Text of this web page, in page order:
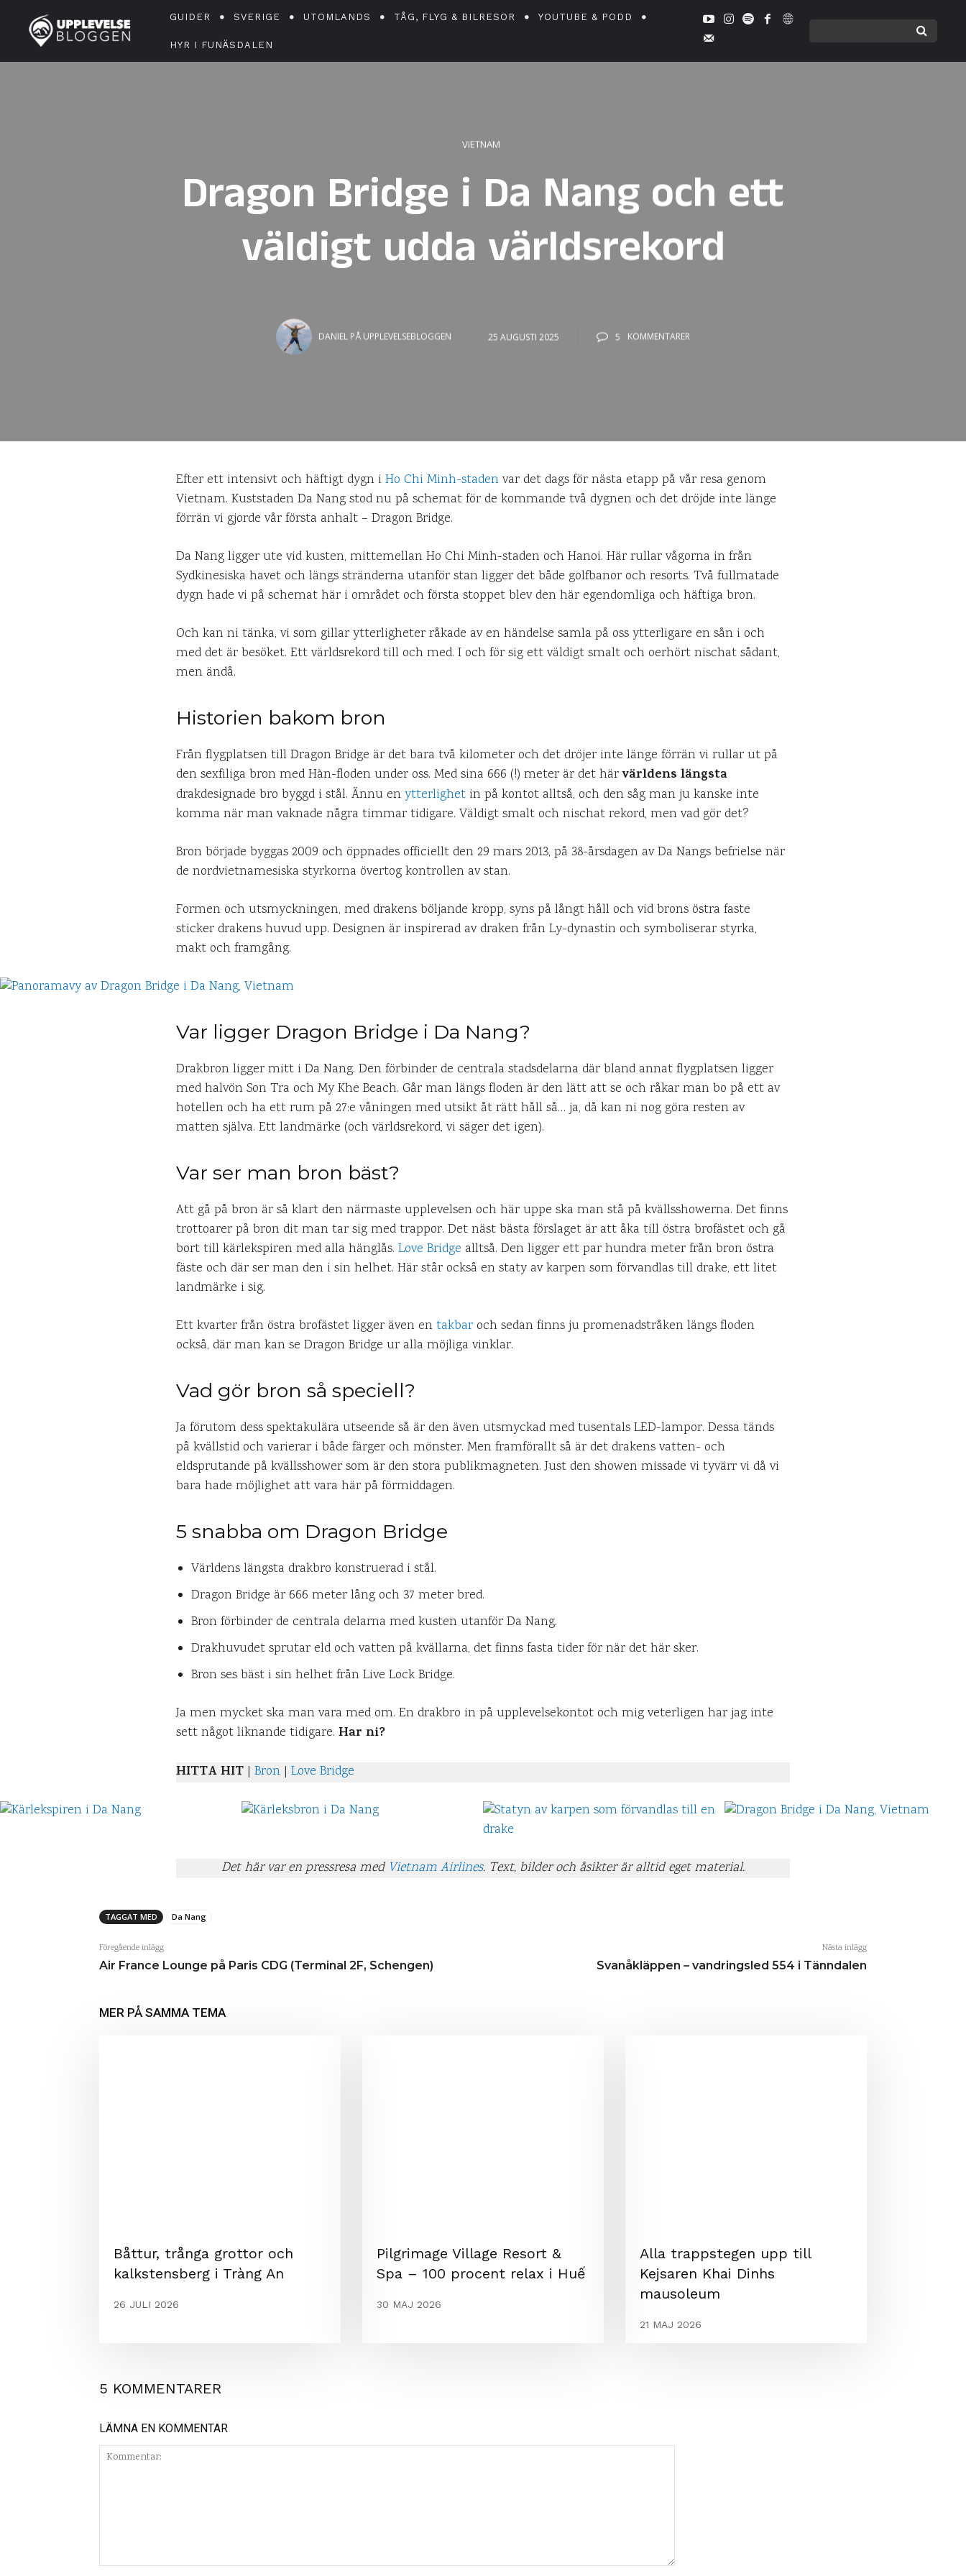
GUIDER SVERIGE UTOMLANDS TÅG, FLYG & BILRESOR YOUTUBE & PODD
HYR I FUNÄSDALEN
VIETNAM
Dragon Bridge i Da Nang och ett
väldigt udda världsrekord
DANIEL PÅ UPPLEVELSEBLOGGEN 25 AUGUSTI 2025 5 KOMMENTARER
Efter ett intensivt och häftigt dygn iHo Chi Minh-stadenvar det dags för nästa etapp på vår resa genom
Vietnam. Kuststaden Da Nang stod nu på schemat för de kommande två dygnen och det dröjde inte länge
förrän vi gjorde vår första anhalt – Dragon Bridge.
Da Nang ligger ute vid kusten, mittemellan Ho Chi Minh-staden och Hanoi. Här rullar vågorna in från
Sydkinesiska havet och längs stränderna utanför stan ligger det både golfbanor och resorts. Två fullmatade
dygn hade vi på schemat här i området och första stoppet blev den här egendomliga och häftiga bron.
Och kan ni tänka, vi som gillar ytterligheter råkade av en händelse samla på oss ytterligare en sån i och
med det är besöket. Ett världsrekord till och med. I och för sig ett väldigt smalt och oerhört nischat sådant,
men ändå.
Historien bakom bron
Från flygplatsen till Dragon Bridge är det bara två kilometer och det dröjer inte länge förrän vi rullar ut på
den sexfiliga bron med Hàn-floden under oss. Med sina 666 (!) meter är det härvärldens längsta
drakdesignade bro byggd i stål. Ännu en ytterlighetin på kontot alltså, och den såg man ju kanske inte
komma när man vaknade några timmar tidigare. Väldigt smalt och nischat rekord, men vad gör det?
Bron började byggas 2009 och öppnades officiellt den 29 mars 2013, på 38-årsdagen av Da Nangs befrielse när
de nordvietnamesiska styrkorna övertog kontrollen av stan.
Formen och utsmyckningen, med drakens böljande kropp, syns på långt håll och vid brons östra faste
sticker drakens huvud upp. Designen är inspirerad av draken från Ly-dynastin och symboliserar styrka,
makt och framgång.
Var ligger Dragon Bridge i Da Nang?
Drakbron ligger mitt i Da Nang. Den förbinder de centrala stadsdelarna där bland annat flygplatsen ligger
med halvön Son Tra och My Khe Beach. Går man längs floden är den lätt att se och råkar man bo på ett av
hotellen och ha ett rum på 27:e våningen med utsikt åt rätt håll så… ja, då kan ni nog göra resten av
matten själva. Ett landmärke (och världsrekord, vi säger det igen).
Var ser man bron bäst?
Att gå på bron är så klart den närmaste upplevelsen och här uppe ska man stå på kvällsshowerna. Det finns
trottoarer på bron dit man tar sig med trappor. Det näst bästa förslaget är att åka till östra brofästet och gå
bort till kärlekspiren med alla hänglås. Love Bridge alltså. Den ligger ett par hundra meter från bron östra
fäste och där ser man den i sin helhet. Här står också en staty av karpen som förvandlas till drake, ett litet
landmärke i sig.
Ett kvarter från östra brofästet ligger även en takbaroch sedan finns ju promenadstråken längs floden
också, där man kan se Dragon Bridge ur alla möjliga vinklar.
Vad gör bron så speciell?
Ja förutom dess spektakulära utseende så är den även utsmyckad med tusentals LED-lampor. Dessa tänds
på kvällstid och varierar i både färger och mönster. Men framförallt så är det drakens vatten- och
eldsprutande på kvällsshower som är den stora publikmagneten. Just den showen missade vi tyvärr vi då vi
bara hade möjlighet att vara här på förmiddagen.
5 snabba om Dragon Bridge
Världens längsta drakbro konstruerad i stål.
Dragon Bridge är 666 meter lång och 37 meter bred.
Bron förbinder de centrala delarna med kusten utanför Da Nang.
Drakhuvudet sprutar eld och vatten på kvällarna, det finns fasta tider för när det här sker.
Bron ses bäst i sin helhet från Live Lock Bridge.
Ja men mycket ska man vara med om. En drakbro in på upplevelsekontot och mig veterligen har jag inte
sett något liknande tidigare. Har ni?
HITTA HIT| Bron| Love Bridge
Det här var en pressresa med Vietnam Airlines. Text, bilder och åsikter är alltid eget material.
TAGGAT MED Da Nang
Föregående inlägg
Air France Lounge på Paris CDG (Terminal 2F, Schengen)
Nästa inlägg
Svanåkläppen – vandringsled 554 i Tänndalen
MER PÅ SAMMA TEMA
Båttur, trånga grottor och
kalkstensberg i Tràng An
26 JULI 2026
Pilgrimage Village Resort &
Spa – 100 procent relax i Huế
30 MAJ 2026
Alla trappstegen upp till
Kejsaren Khai Dinhs
mausoleum
21 MAJ 2026
5 KOMMENTARER
LÄMNA EN KOMMENTAR